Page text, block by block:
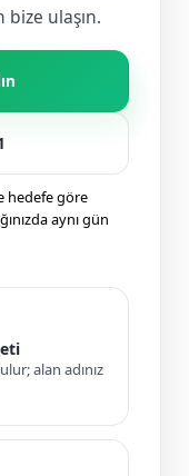
ulaşın.
hedefe göre
aynı gün
alan adınız